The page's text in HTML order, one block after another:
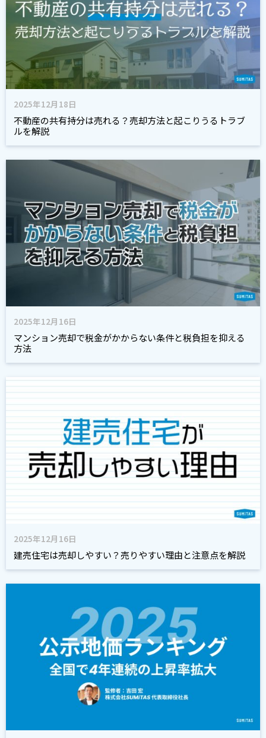
2025年12月18日
不動産の共有持分は売れる？売却方法と起こりうるトラブ
ルを解説
2025年12月16日
マンション売却で税金がかからない条件と税負担を抑える
方法
2025年12月16日
建売住宅は売却しやすい？売りやすい理由と注意点を解説